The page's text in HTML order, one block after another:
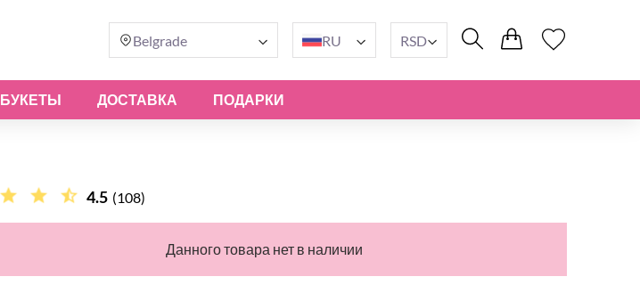
Belgrade RU RSD
БУКЕТЫ ДОСТАВКА ПОДАРКИ
4.5 (108)
Данного товара нет в наличии